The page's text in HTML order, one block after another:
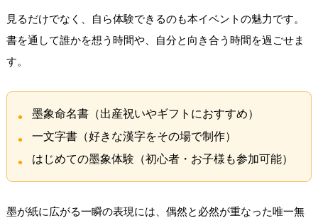
見るだけでなく、自ら体験できるのも本イベントの魅力です。
書を通して誰かを想う時間や、自分と向き合う時間を過ごせま
す。
墨象命名書（出産祝いやギフトにおすすめ）
一文字書（好きな漢字をその場で制作）
はじめての墨象体験（初心者・お子様も参加可能）
墨が紙に広がる一瞬の表現には、偶然と必然が重なった唯一無